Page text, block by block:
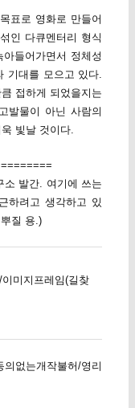
표로 영화로 만들어
인 다큐멘터리 형식
들어가면서 정체성
기대를 모으고 있다.
접하게 되었을지는
발물이 아닌 사람의
빛날 것이다.
소 발간. 여기에 쓰는
하려고 생각하고 있
질 용.)
미지프레임(길찾
의없는개작불허/영리